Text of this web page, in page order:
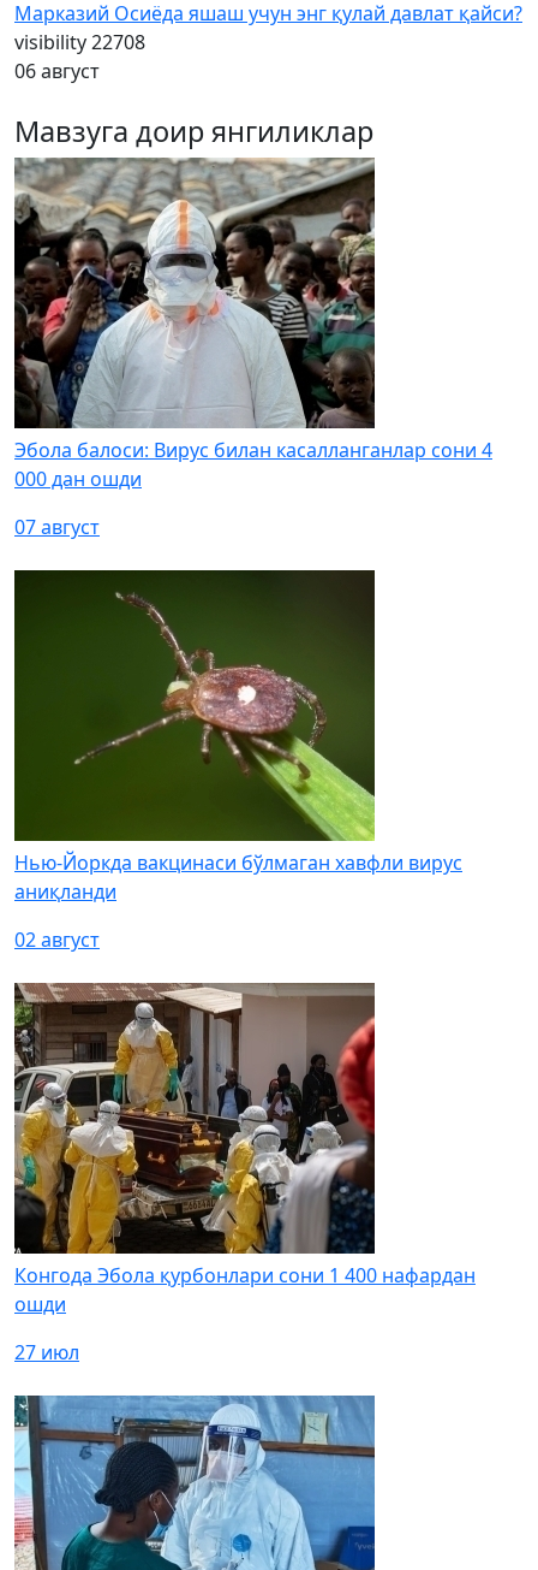
Марказий Осиёда яшаш учун энг қулай давлат қайси?
visibility22708
06 август
Мавзуга доир янгиликлар
Эбола балоси: Вирус билан касалланганлар сони 4
000 дан ошди
07 август
Нью-Йоркда вакцинаси бўлмаган хавфли вирус
аниқланди
02 август
Конгода Эбола қурбонлари сони 1 400 нафардан
ошди
27 июл